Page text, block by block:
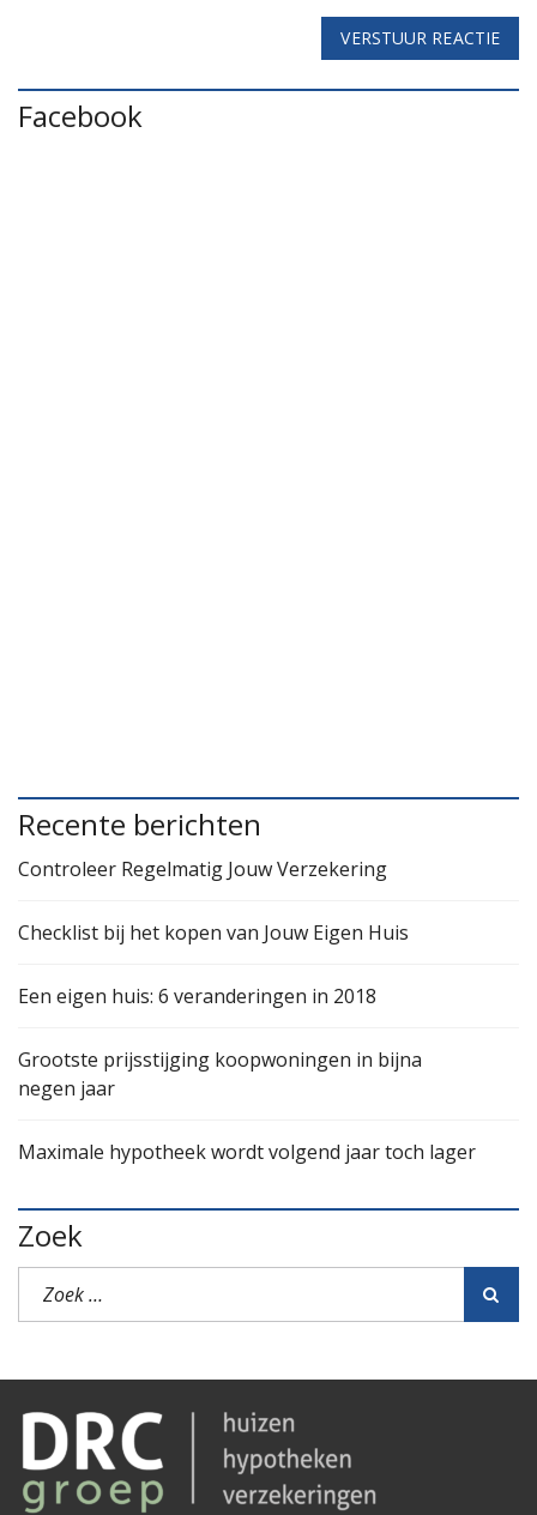
VERSTUUR REACTIE
Facebook
Recente berichten
Controleer Regelmatig Jouw Verzekering
Checklist bij het kopen van Jouw Eigen Huis
Een eigen huis: 6 veranderingen in 2018
Grootste prijsstijging koopwoningen in bijna
negen jaar
Maximale hypotheek wordt volgend jaar toch lager
Zoek